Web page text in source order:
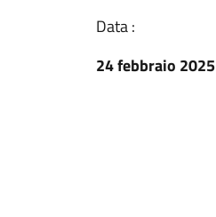
Data :
24 febbraio 2025